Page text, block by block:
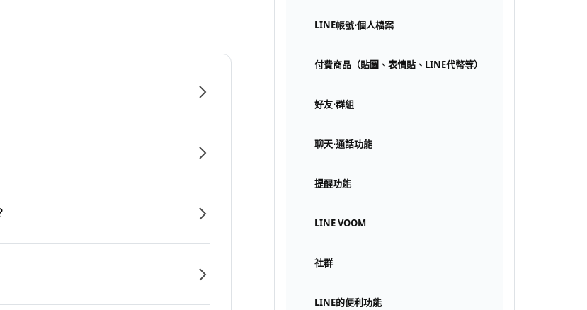
LINE帳號⋅個人檔案
付費商品（貼圖、表情貼、LINE代幣等）
好友⋅群組
聊天⋅通話功能
提醒功能
LINE VOOM
社群
LINE的便利功能